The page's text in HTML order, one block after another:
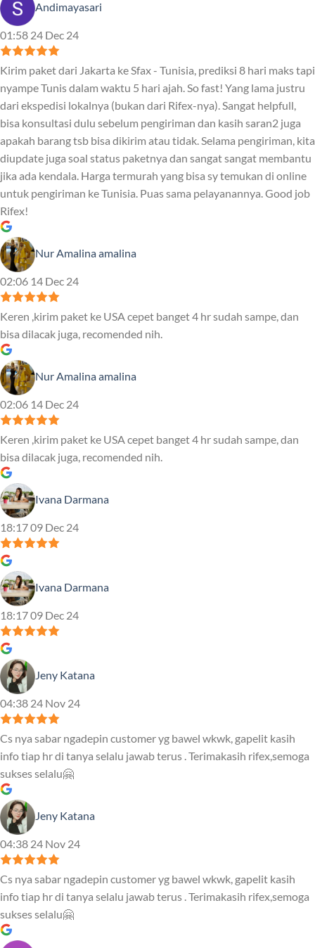
Andimayasari
01:58 24 Dec 24
Kirim paket dari Jakarta ke Sfax - Tunisia, prediksi 8 hari maks tapi
nyampe Tunis dalam waktu 5 hari ajah. So fast! Yang lama justru
dari ekspedisi lokalnya (bukan dari Rifex-nya). Sangat helpfull,
bisa konsultasi dulu sebelum pengiriman dan kasih saran2 juga
apakah barang tsb bisa dikirim atau tidak. Selama pengiriman, kita
diupdate juga soal status paketnya dan sangat sangat membantu
jika ada kendala. Harga termurah yang bisa sy temukan di online
untuk pengiriman ke Tunisia. Puas sama pelayanannya. Good job
Rifex!
Nur Amalina amalina
02:06 14 Dec 24
Keren ,kirim paket ke USA cepet banget 4 hr sudah sampe, dan
bisa dilacak juga, recomended nih.
Nur Amalina amalina
02:06 14 Dec 24
Keren ,kirim paket ke USA cepet banget 4 hr sudah sampe, dan
bisa dilacak juga, recomended nih.
Ivana Darmana
18:17 09 Dec 24
Ivana Darmana
18:17 09 Dec 24
Jeny Katana
04:38 24 Nov 24
Cs nya sabar ngadepin customer yg bawel wkwk, gapelit kasih
info tiap hr di tanya selalu jawab terus . Terimakasih rifex,semoga
sukses selalu🤗
Jeny Katana
04:38 24 Nov 24
Cs nya sabar ngadepin customer yg bawel wkwk, gapelit kasih
info tiap hr di tanya selalu jawab terus . Terimakasih rifex,semoga
sukses selalu🤗